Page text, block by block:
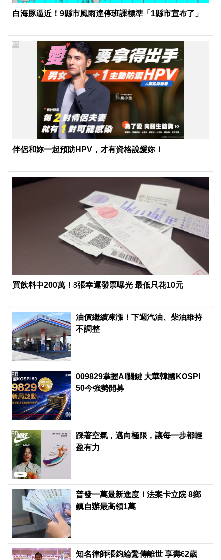
白海豚逼近！9縣市風雨達停班課標準「1縣市宣布了」
伴侶和妳一起預防HPV，才有資格說愛妳！
PR
買飲料中200萬！8張幸運發票曝光 最低只花10元
油價繼續凍漲！下週汽油、柴油維持
不調整
009829掌握AI關鍵 大華韓國KOSPI
50今強勢開募
PR
踩著空氣，邁向極限，讓每一步都輕
盈有力
PR
普發一萬最新進度！法案卡立院 8鄉
鎮自辦最高領1萬
知名律師張鈞綸驚傳離世 享壽62歲